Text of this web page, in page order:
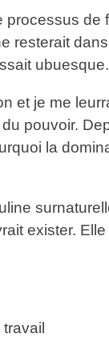
resterait
ubuesque.
et je me
pouvoir.
la
exister.